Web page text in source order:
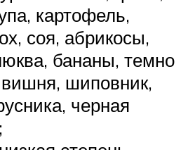
картофель,
соя, абрикосы,
бананы, темно
шиповник,
черная